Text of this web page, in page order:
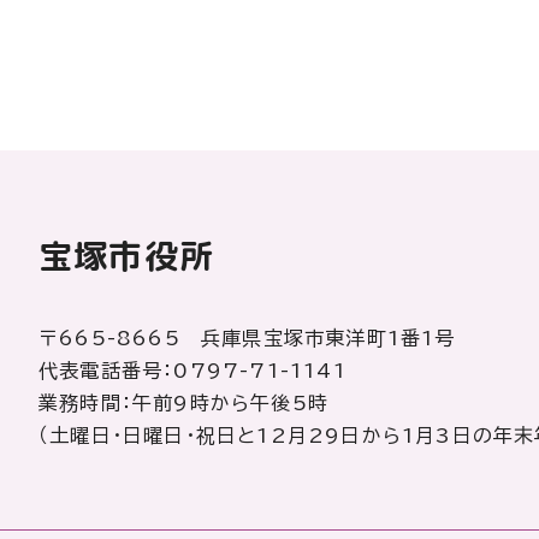
宝塚市役所
〒665-8665 兵庫県宝塚市東洋町1番1号
代表電話番号：0797-71-1141
業務時間：午前9時から午後5時
（土曜日・日曜日・祝日と12月29日から1月3日の年末